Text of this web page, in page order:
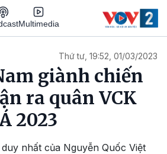
Multimedia
Thứ tư, 19:52, 01/03/2023
giành chiến
ra quân VCK
2023
nhất của Nguyễn Quốc Việt